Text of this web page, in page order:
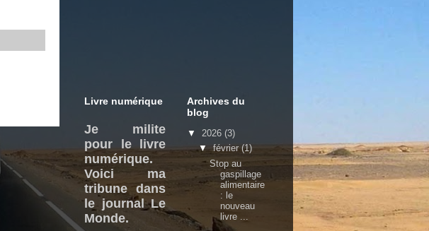
Livre numérique
Je milite
pour le livre
numérique.
Voici ma
tribune dans
le journal Le
Monde.
Archives du
blog
▼ 2026 (3)
▼février(1)
Stop au
gaspillage
alimentaire
: le
nouveau
livre ...